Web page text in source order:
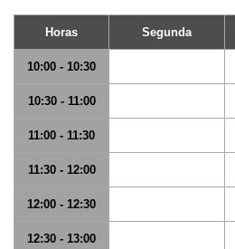
Horas Segunda
10:00 - 10:30
10:30 - 11:00
11:00 - 11:30
11:30 - 12:00
12:00 - 12:30
12:30 - 13:00